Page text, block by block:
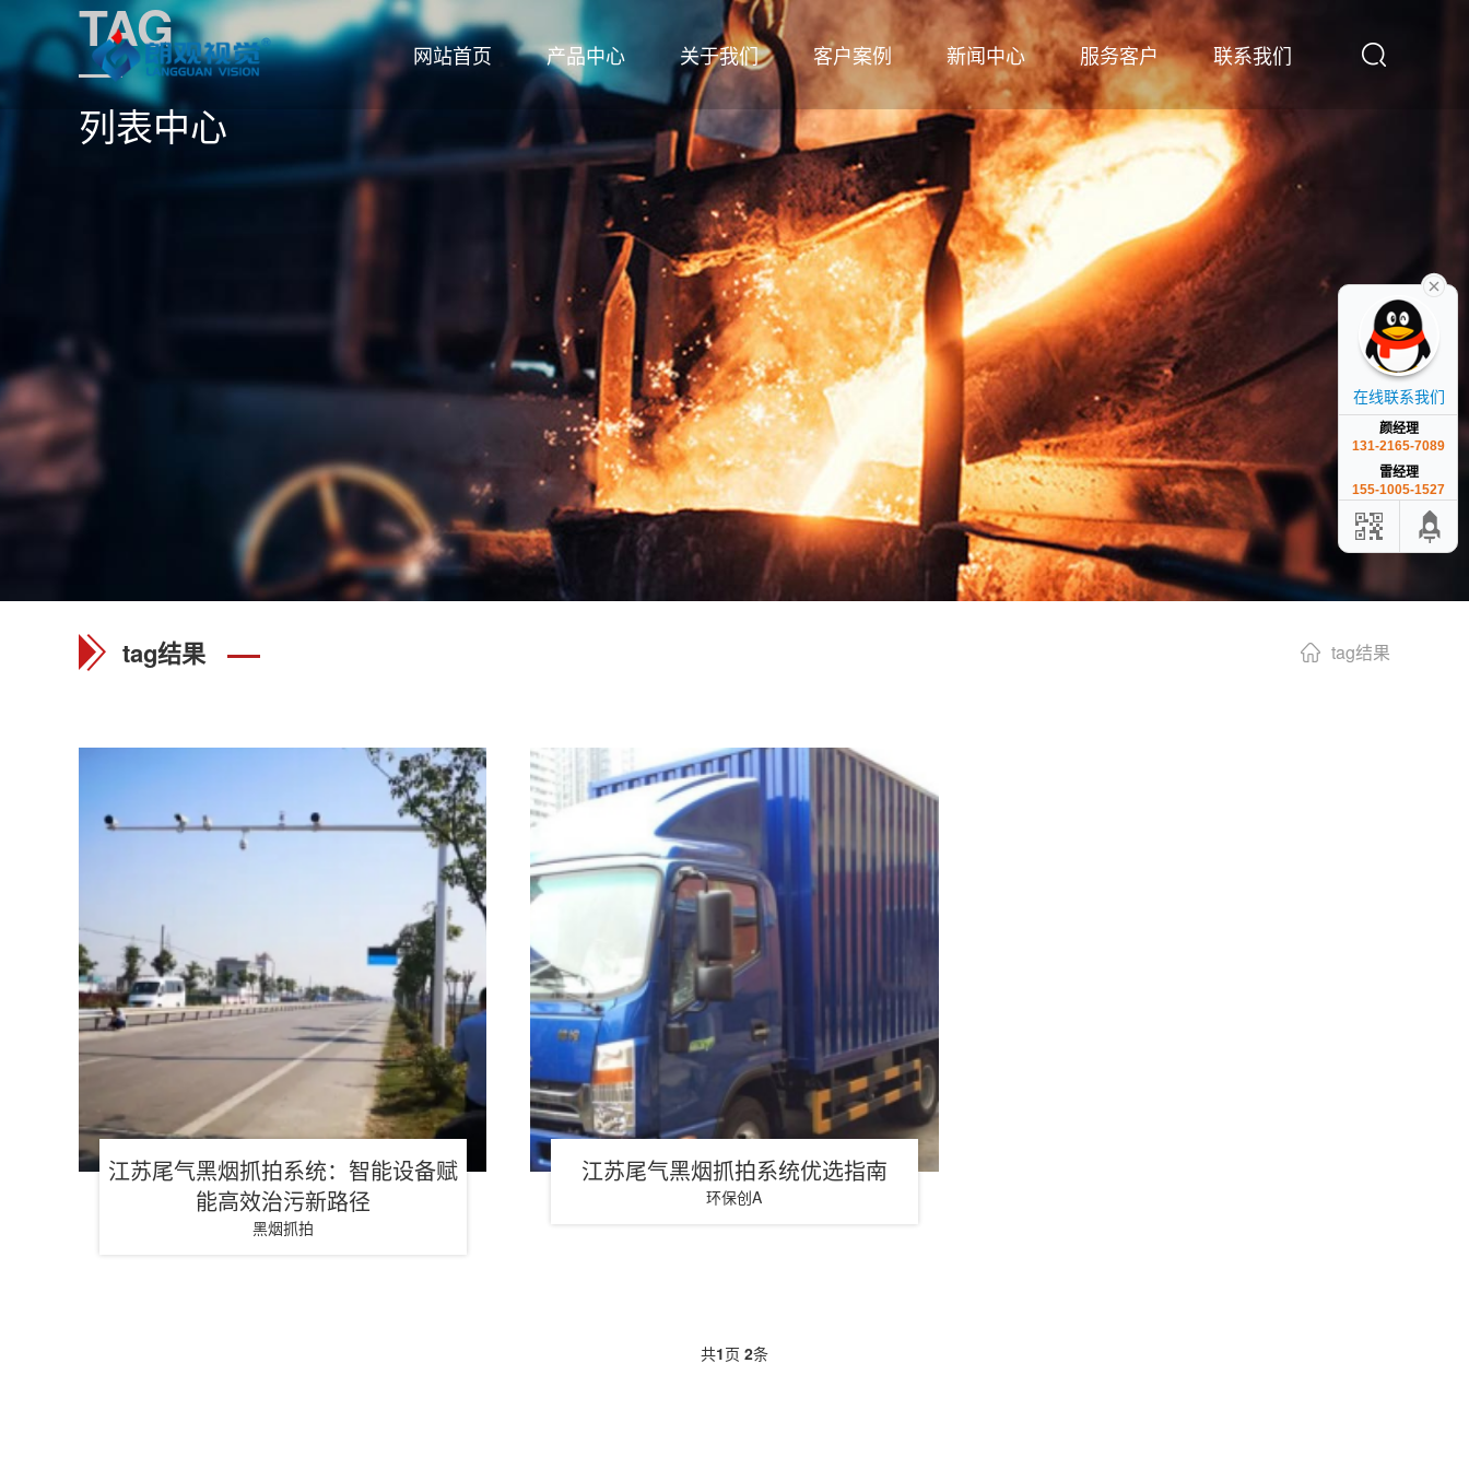
网站首页 产品中心 关于我们 客户案例 新闻中心 服务客户 联系我们
TAG
列表中心
tag结果
tag结果
江苏尾气黑烟抓拍系统：智能设备赋
能高效治污新路径
黑烟抓拍
江苏尾气黑烟抓拍系统优选指南
环保创A
共1页 2条
在线联系我们
颜经理
131-2165-7089
雷经理
155-1005-1527